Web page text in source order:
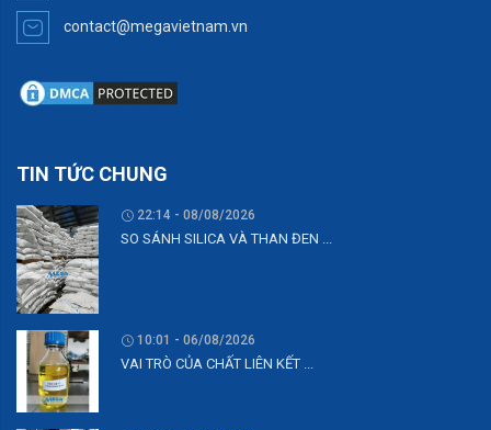
contact@megavietnam.vn
TIN TỨC CHUNG
22:14 - 08/08/2026
SO SÁNH SILICA VÀ THAN ĐEN ...
10:01 - 06/08/2026
VAI TRÒ CỦA CHẤT LIÊN KẾT ...